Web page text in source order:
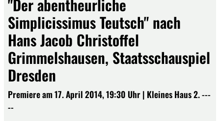
"Der abentheurliche
Simplicissimus Teutsch" nach
Hans Jacob Christoffel
Grimmelshausen, Staatsschauspiel
Dresden
Premiere am 17. April 2014, 19:30 Uhr | Kleines Haus 2. ---
--